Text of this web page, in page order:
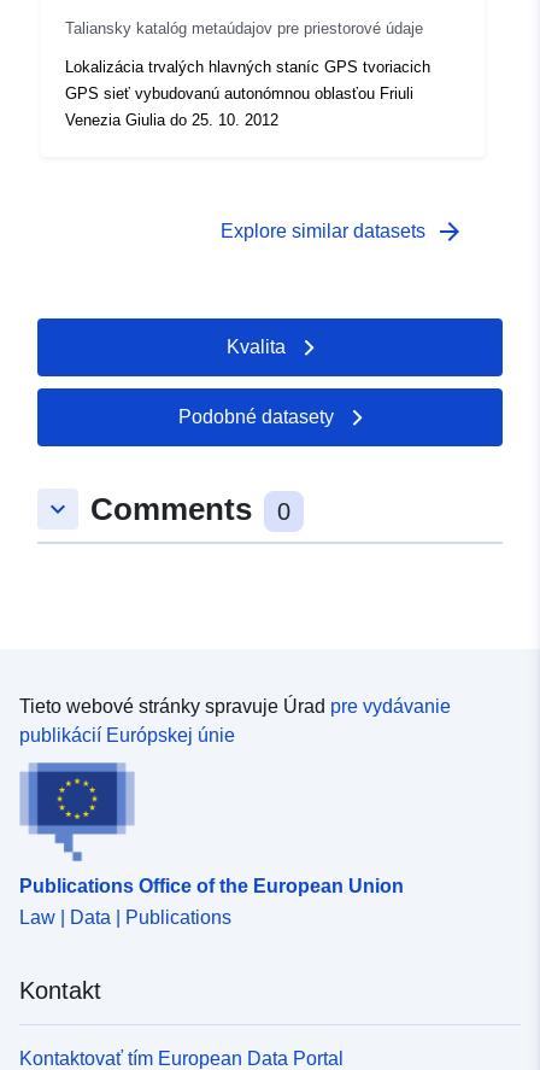
Taliansky katalóg metaúdajov pre priestorové údaje
Lokalizácia trvalých hlavných staníc GPS tvoriacich
GPS sieť vybudovanú autonómnou oblasťou Friuli
Venezia Giulia do 25. 10. 2012
Explore similar datasets arrow_forward
Kvalita
Podobné datasety
keyboard_arrow_down Comments 0
Tieto webové stránky spravuje Úrad pre vydávanie
publikácií Európskej únie
Publications Office of the European Union
Law | Data | Publications
Kontakt
Kontaktovať tím European Data Portal